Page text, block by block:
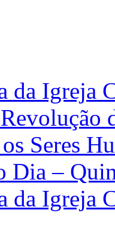
da Igreja
Seres
Dia –
da Igreja